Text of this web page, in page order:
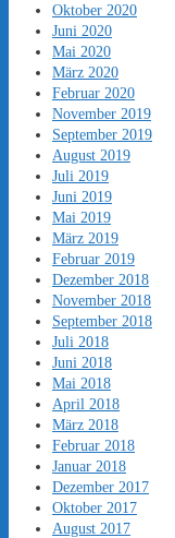
Oktober 2020
Juni 2020
Mai 2020
März 2020
Februar 2020
November 2019
September 2019
August 2019
Juli 2019
Juni 2019
Mai 2019
März 2019
Februar 2019
Dezember 2018
November 2018
September 2018
Juli 2018
Juni 2018
Mai 2018
April 2018
März 2018
Februar 2018
Januar 2018
Dezember 2017
Oktober 2017
August 2017